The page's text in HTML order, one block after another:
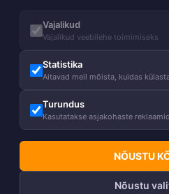
Vajalikud
Vajalikud veebilehe toimimiseks
Statistika
Aitavad meil mõista, kuidas
Turundus
Kasutatakse asjakohaste
NÕUSTU
Nõustu